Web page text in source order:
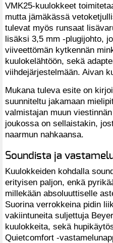
VMK25-kuulokkeet
mutta jämäkässä
tulevat myös runsaat
lisäksi 3,5 mm -plugijohto,
viiveettömän kytkennän
kuulokelähtöön, sekä
viihdejärjestelmään. Aivan
Mukana tuleva esite on
suunniteltu jakamaan
valmistajan muun
joukossa on sellaistakin,
naarmun nahkaansa.
Soundista ja
Kuulokkeiden kohdalla
erityisen paljon, enkä
millekään absoluuttiselle
Suorina verrokkeina pidin
vakiintuneita suljettuja
kuulokkeita, sekä
Quietcomfort -